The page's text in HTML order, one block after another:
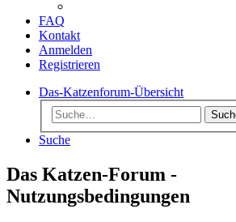
FAQ
Kontakt
Anmelden
Registrieren
Das-Katzenforum-Übersicht
Suche
Das Katzen-Forum -
Nutzungsbedingungen